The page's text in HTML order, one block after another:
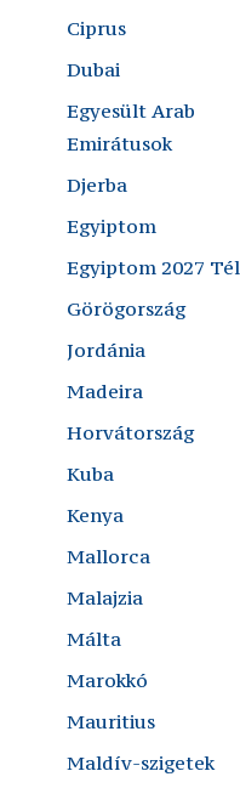
Ciprus
Dubai
Egyesült Arab
Emirátusok
Djerba
Egyiptom
Egyiptom 2027 Tél
Görögország
Jordánia
Madeira
Horvátország
Kuba
Kenya
Mallorca
Malajzia
Málta
Marokkó
Mauritius
Maldív-szigetek